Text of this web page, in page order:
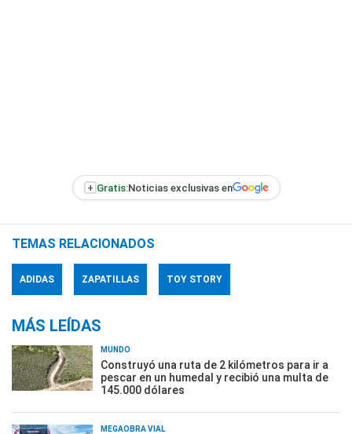
+ Gratis:Noticias exclusivas en
TEMAS RELACIONADOS
ADIDAS ZAPATILLAS TOY STORY
MÁS LEÍDAS
MUNDO
Construyó una ruta de 2 kilómetros para ir a
pescar en un humedal y recibió una multa de
145.000 dólares
MEGAOBRA VIAL